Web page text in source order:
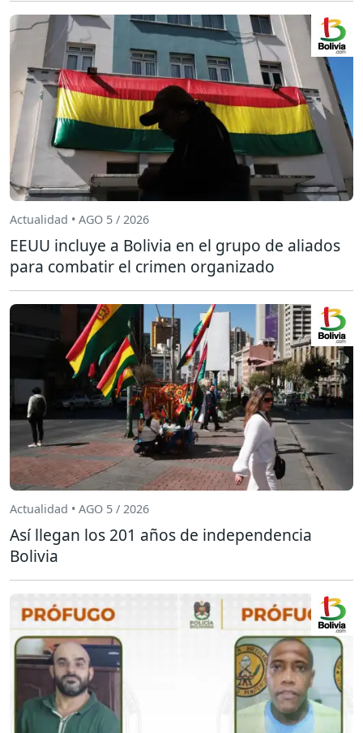
Actualidad • AGO 5 / 2026
EEUU incluye a Bolivia en el grupo de aliados
para combatir el crimen organizado
Actualidad • AGO 5 / 2026
Así llegan los 201 años de independencia
Bolivia